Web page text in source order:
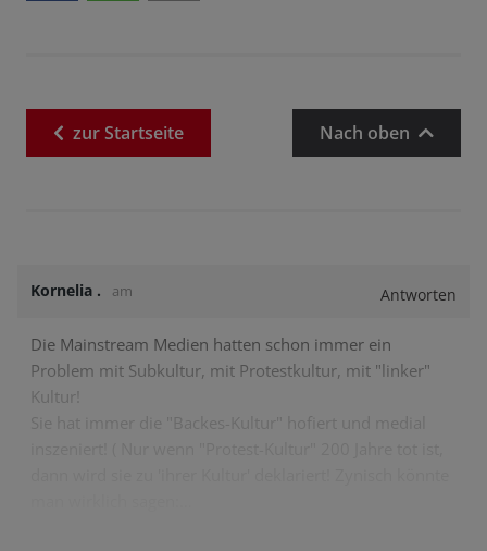
zurStartseite Nach oben
Kornelia . am Antworten
Die Mainstream Medien hatten schon immer ein
Problem mit Subkultur, mit Protestkultur, mit "linker"
Kultur!